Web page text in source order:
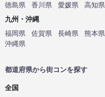
徳島県
香川県 愛媛県
高知県
九州・沖縄
福岡県
佐賀県 長崎県 熊本県
沖縄県
都道府県から街コンを探す
全国